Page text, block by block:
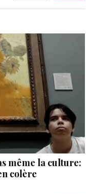
même la culture:
colère